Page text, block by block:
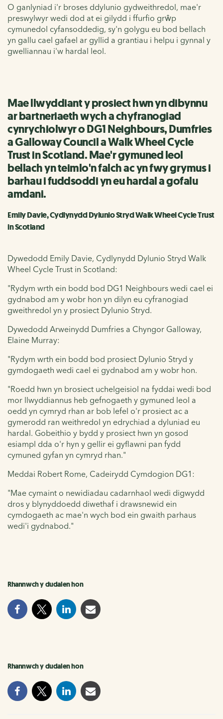
O ganlyniad i'r broses ddylunio gydweithredol, mae'r
preswylwyr wedi dod at ei gilydd i ffurfio grŵp
cymunedol cyfansoddedig, sy'n golygu eu bod bellach
yn gallu cael gafael ar gyllid a grantiau i helpu i gynnal y
gwelliannau i'w hardal leol.
Mae llwyddiant y prosiect hwn yn dibynnu
ar bartneriaeth wych a chyfranogiad
cynrychiolwyr o DG1 Neighbours, Dumfries
a Galloway Council a Walk Wheel Cycle
Trust in Scotland. Mae'r gymuned leol
bellach yn teimlo'n falch ac yn fwy grymus i
barhau i fuddsoddi yn eu hardal a gofalu
amdani.
Emily Davie, Cydlynydd Dylunio Stryd Walk Wheel Cycle Trust
in Scotland
Dywedodd Emily Davie, Cydlynydd Dylunio Stryd Walk
Wheel Cycle Trust in Scotland:
"Rydym wrth ein bodd bod DG1 Neighbours wedi cael ei
gydnabod am y wobr hon yn dilyn eu cyfranogiad
gweithredol yn y prosiect Dylunio Stryd.
Dywedodd Arweinydd Dumfries a Chyngor Galloway,
Elaine Murray:
"Rydym wrth ein bodd bod prosiect Dylunio Stryd y
gymdogaeth wedi cael ei gydnabod am y wobr hon.
"Roedd hwn yn brosiect uchelgeisiol na fyddai wedi bod
mor llwyddiannus heb gefnogaeth y gymuned leol a
oedd yn cymryd rhan ar bob lefel o'r prosiect ac a
gymerodd ran weithredol yn edrychiad a dyluniad eu
hardal. Gobeithio y bydd y prosiect hwn yn gosod
esiampl dda o'r hyn y gellir ei gyflawni pan fydd
cymuned gyfan yn cymryd rhan."
Meddai Robert Rome, Cadeirydd Cymdogion DG1:
"Mae cymaint o newidiadau cadarnhaol wedi digwydd
dros y blynyddoedd diwethaf i drawsnewid ein
cymdogaeth ac mae'n wych bod ein gwaith parhaus
wedi'i gydnabod."
Rhannwch y dudalen hon
Rhannwch y dudalen hon